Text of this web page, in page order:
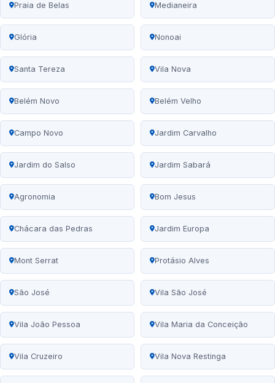
Praia de Belas Medianeira
Glória Nonoai
Santa Tereza Vila Nova
Belém Novo Belém Velho
Campo Novo Jardim Carvalho
Jardim do Salso Jardim Sabará
Agronomia Bom Jesus
Chácara das Pedras Jardim Europa
Mont Serrat Protásio Alves
São José Vila São José
Vila João Pessoa Vila Maria da Conceição
Vila Cruzeiro Vila Nova Restinga